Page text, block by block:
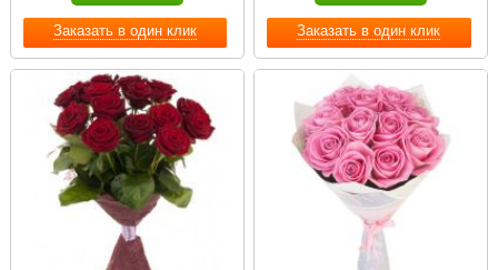
Заказать в один клик Заказать в один клик